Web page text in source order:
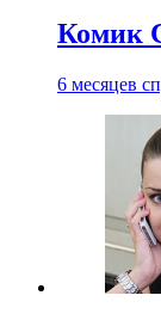
Комик
6 месяцев